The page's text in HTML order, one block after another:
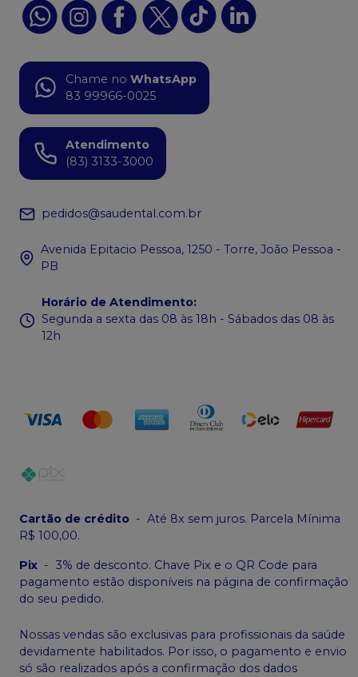
Chame no WhatsApp
83 99966-0025
Atendimento
(83) 3133-3000
pedidos@saudental.com.br
Avenida Epitacio Pessoa, 1250 - Torre, João Pessoa -
PB
Horário de Atendimento:
Segunda a sexta das 08 às 18h - Sábados das 08 às
12h
Cartão de crédito - Até 8x sem juros. Parcela Mínima
R$ 100,00.
Pix - 3% de desconto. Chave Pix e o QR Code para
pagamento estão disponíveis na página de confirmação
do seu pedido.
Nossas vendas são exclusivas para profissionais da saúde
devidamente habilitados. Por isso, o pagamento e envio
só são realizados após a confirmação dos dados